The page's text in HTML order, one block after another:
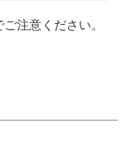
注意ください。